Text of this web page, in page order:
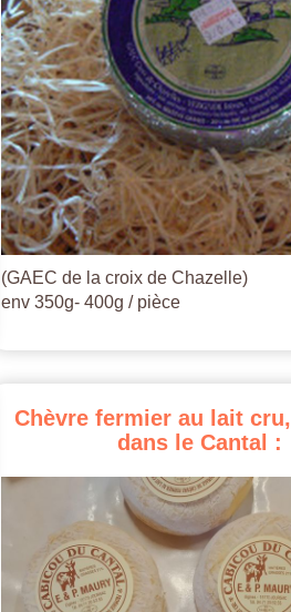
(GAEC de la croix de Chazelle)
env 350g- 400g / pièce
Chèvre fermier au lait cru,
dans le Cantal :